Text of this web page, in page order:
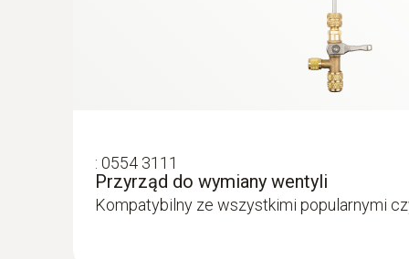
: 0554 3111
Przyrząd do wymiany wentyli
Kompatybilny ze wszystkimi popularnymi